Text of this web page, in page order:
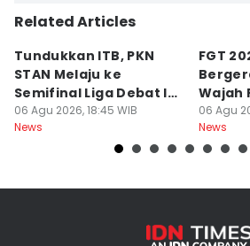
Related Articles
Tundukkan ITB, PKN
STAN Melaju ke
Semifinal Liga Debat IDN
Times 2026
06 Agu 2026, 18:45 WIB
News
FGT
Wajah
06 Agu
News